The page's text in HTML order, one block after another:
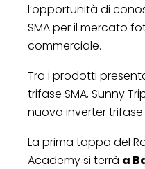
l’opportunità di
SMA per il mercato
commerciale.
Tra i prodotti
trifase SMA, Sunny
nuovo inverter trifase
La prima tappa del
Academy si terrà a